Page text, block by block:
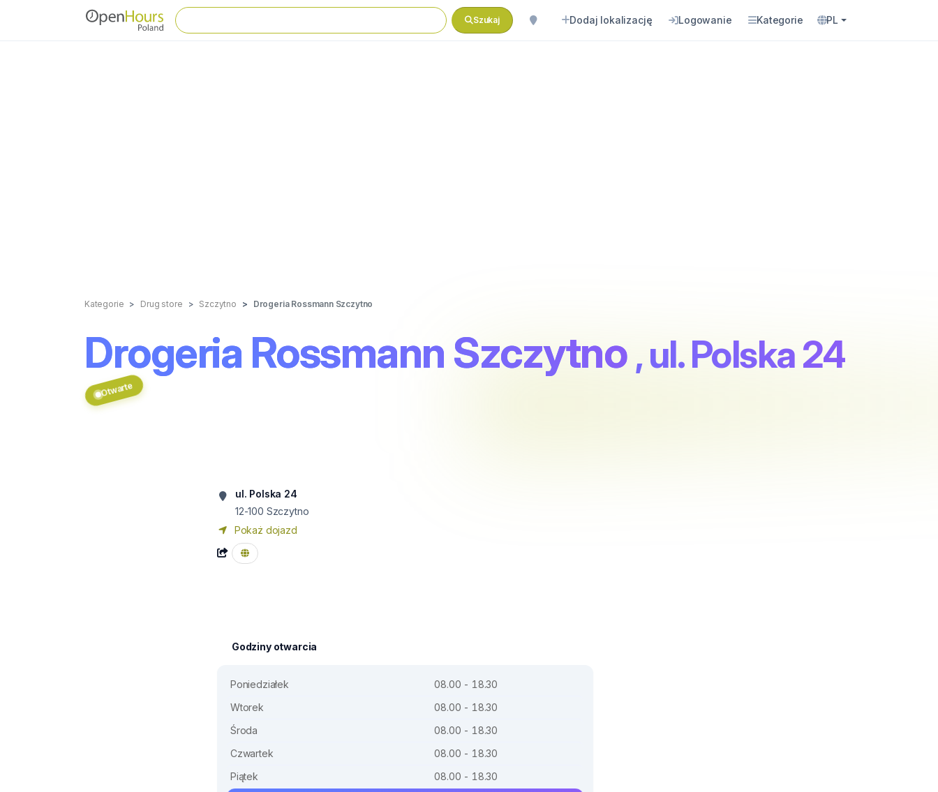
Szukaj Dodaj lokalizację Logowanie Kategorie PL
Kategorie Drug store Szczytno Drogeria Rossmann Szczytno
Drogeria Rossmann Szczytno , ul. Polska 24
Otwarte
ul. Polska 24
12-100 Szczytno
Pokaż dojazd
Godziny otwarcia
Poniedziałek
08.00 - 18.30
Wtorek
08.00 - 18.30
Środa
08.00 - 18.30
Czwartek
08.00 - 18.30
Piątek
08.00 - 18.30